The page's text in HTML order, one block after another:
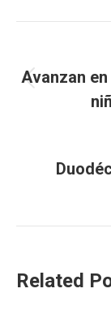
Avanzan
Related